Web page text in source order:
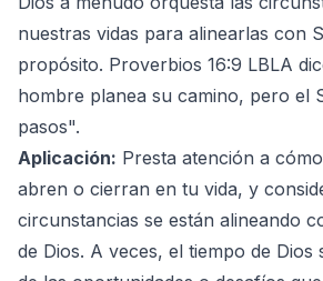
nuestras vidas para alinearlas con
propósito. Proverbios 16:9 LBLA
hombre planea su camino, pero el
pasos".
Aplicación: Presta atención a
abren o cierran en tu vida, y
circunstancias se están alineando
de Dios. A veces, el tiempo de Dios